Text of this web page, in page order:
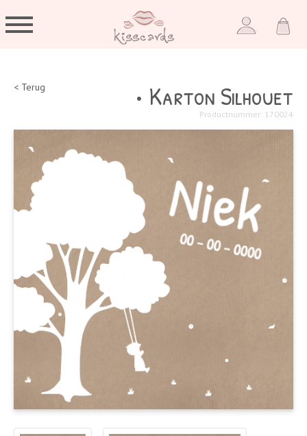
< Terug • Karton Silhouet
Productnummer: 170024